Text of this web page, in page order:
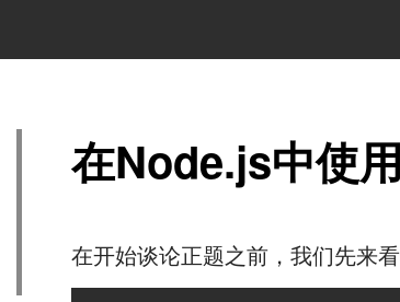
在Node.js中使
在开始谈论正题之前，我们先来